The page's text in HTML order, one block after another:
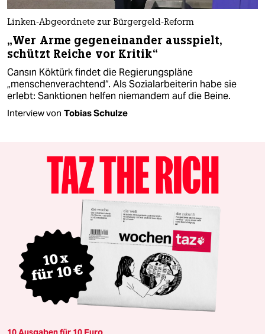
Linken-Abgeordnete zur Bürgergeld-Reform
„Wer Arme gegeneinander ausspielt,
schützt Reiche vor Kritik“
Cansın Köktürk findet die Regierungspläne
„menschenverachtend“. Als Sozialarbeiterin habe sie
erlebt: Sanktionen helfen niemandem auf die Beine.
Interview von Tobias Schulze